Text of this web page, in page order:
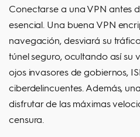
Conectarse a una VPN antes
esencial. Una buena VPN
navegación, desviará su
túnel seguro, ocultando así su
ojos invasores de gobiernos,
ciberdelincuentes. Además,
disfrutar de las máximas
censura.